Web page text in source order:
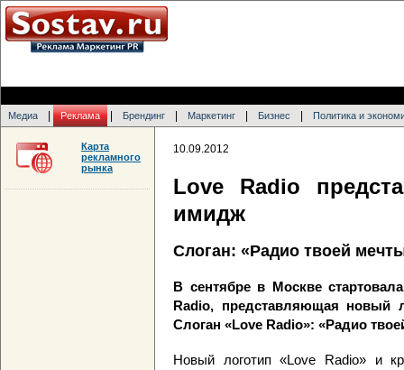
Медиа Реклама Брендинг Маркетинг Бизнес Политика и
10.09.2012
Love Radio
имидж
Слоган: «Радио твоей
В сентябре в Москве
Radio, представляющая новый
Слоган «Love Radio»: «Радио
Новый логотип «Love Radio» и
Карта
рекламного
рынка